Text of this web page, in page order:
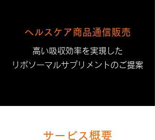
ヘルスケア商品通信販売
​高い吸収効率を実現した
​​リポソーマルサプリメントのご提案
サービス概要